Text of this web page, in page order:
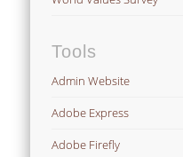
Tools
Admin Website
Adobe Express
Adobe Firefly